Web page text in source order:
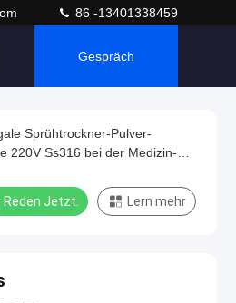
86 -13401338459
Gespräch
Sprühtrockner-Pulver-
220V Ss316 bei der Medizin-
Reden Jetzt. Lern mehr